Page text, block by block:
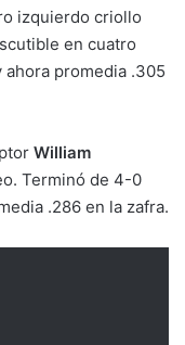
izquierdo criollo
en cuatro
promedia .305
William
Terminó de 4-0
.286 en la zafra.